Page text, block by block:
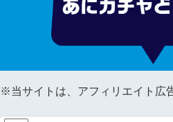
※当サイトは、アフィリエイト広